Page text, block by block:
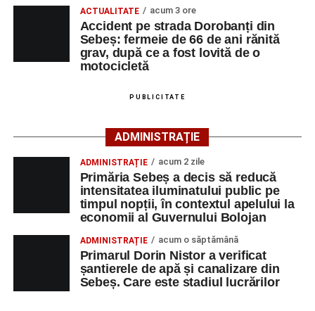
4–6 septembrie 2026: Prima ediție a Transylvania
Fest, la Cetatea Greavilor din Gârbova
WhatsApp
Cei interesați pot consulta toate locurile de muncă
disponibile accesând platforma oficială ANOFM,
selectândAJOFM Alba, apoi secțiunea
pot fi obținute direct de la sediul AJOFM Alba sau de la
căutarea unui loc de muncă.
Lista publicată de AJOFM Alba include, pe lângă
denumirea posturilor vacante din Săsciori, și datele de
contact ale angajatorilor, precum numere de telefon și
adrese de e-mail, pentru ca persoanele interesate să
poată solicita detalii despre condițiile de angajare,
programul de lucru și procesul de recrutare.
Mai jos puteți consulta lista completă a locurilor de
muncă disponibile în comuna Săsciori la data de 4
ACTUALITATE acum 3 ore
Accident pe strada Dorobanți din
Sebeș: fermeie de 66 de ani rănită
grav, după ce a fost lovită de o
motocicletă
PUBLICITATE
ADMINISTRAȚIE
ADMINISTRAȚIE acum 2 zile
Primăria Sebeș a decis să reducă
intensitatea iluminatului public pe
timpul nopții, în contextul apelului la
economii al Guvernului Bolojan
ADMINISTRAȚIE acum o săptămână
Primarul Dorin Nistor a verificat
șantierele de apă și canalizare din
Sebeș. Care este stadiul lucrărilor